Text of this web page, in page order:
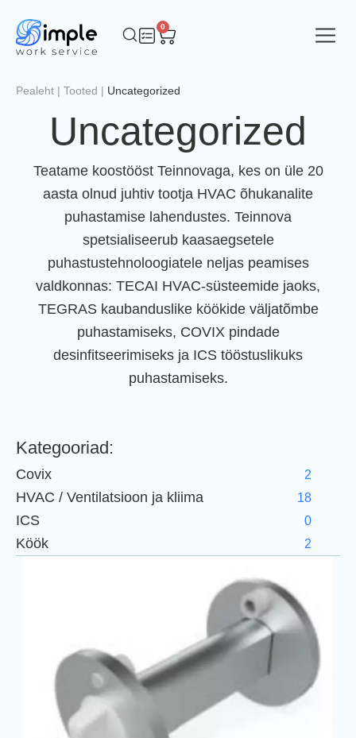
0
Pealeht | Tooted | Uncategorized
Uncategorized
Teatame koostööst Teinnovaga, kes on üle 20
aasta olnud juhtiv tootja HVAC õhukanalite
puhastamise lahendustes. Teinnova
spetsialiseerub kaasaegsetele
puhastustehnoloogiatele neljas peamises
valdkonnas: TECAI HVAC-süsteemide jaoks,
TEGRAS kaubanduslike köökide väljatõmbe
puhastamiseks, COVIX pindade
desinfitseerimiseks ja ICS tööstuslikuks
puhastamiseks.
Kategooriad:
Covix 2
HVAC / Ventilatsioon ja kliima 18
ICS 0
Köök 2